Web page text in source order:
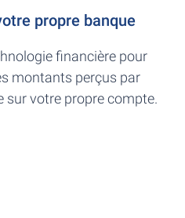
propre banque
financière pour
montants perçus par
votre propre compte.